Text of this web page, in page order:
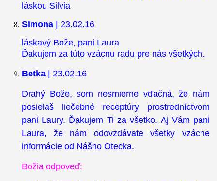
láskou Silvia
Simona| 23.02.16
láskavý Bože, pani Laura
Ďakujem za túto vzácnu radu pre nás všetkých.
Betka| 23.02.16
Drahý Bože, som nesmierne vďačná, že nám
posielaš liečebné receptúry prostredníctvom
pani Laury. Ďakujem Ti za všetko. Aj Vám pani
Laura, že nám odovzdávate všetky vzácne
informácie od Nášho Otecka.
Božia odpoveď: